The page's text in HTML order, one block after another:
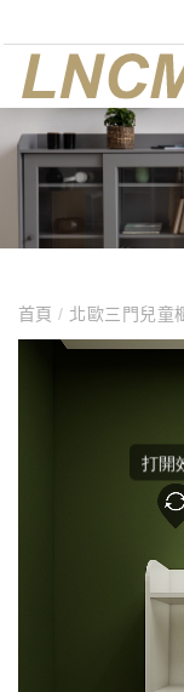
首頁/ 北歐三門兒童